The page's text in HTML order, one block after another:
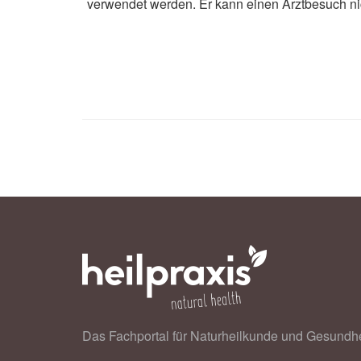
Das Fachportal für Naturheilkunde und